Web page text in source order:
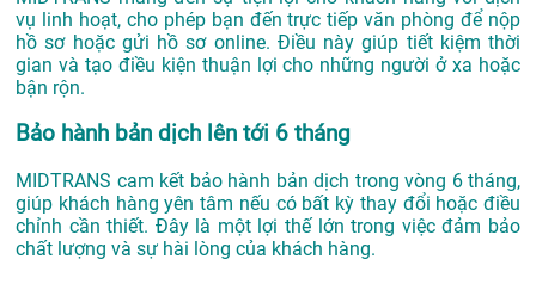
vụ linh hoạt, cho phép bạn đến trực tiếp văn phòng để nộp
hồ sơ hoặc gửi hồ sơ online. Điều này giúp tiết kiệm thời
gian và tạo điều kiện thuận lợi cho những người ở xa hoặc
bận rộn.
Bảo hành bản dịch lên tới 6 tháng
MIDTRANS cam kết bảo hành bản dịch trong vòng 6 tháng,
giúp khách hàng yên tâm nếu có bất kỳ thay đổi hoặc điều
chỉnh cần thiết. Đây là một lợi thế lớn trong việc đảm bảo
chất lượng và sự hài lòng của khách hàng.